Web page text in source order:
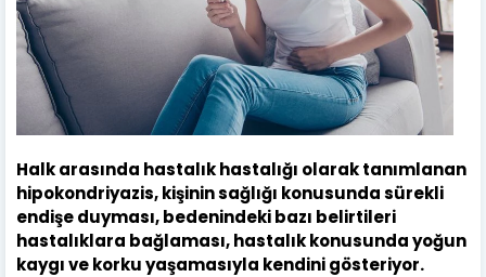
Halk arasında hastalık hastalığı olarak tanımlanan
hipokondriyazis, kişinin sağlığı konusunda sürekli
endişe duyması, bedenindeki bazı belirtileri
hastalıklara bağlaması, hastalık konusunda yoğun
kaygı ve korku yaşamasıyla kendini gösteriyor.